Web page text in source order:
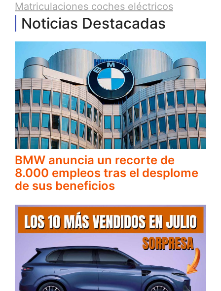
Matriculaciones coches eléctricos
Noticias Destacadas
BMW anuncia un recorte de
8.000 empleos tras el desplome
de sus beneficios